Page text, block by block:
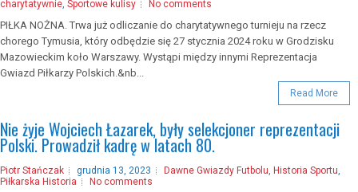
charytatywnie, Sportowe kulisy No comments
PIŁKA NOŻNA. Trwa już odliczanie do charytatywnego turnieju na rzecz
chorego Tymusia, który odbędzie się 27 stycznia 2024 roku w Grodzisku
Mazowieckim koło Warszawy. Wystąpi między innymi Reprezentacja
Gwiazd Piłkarzy Polskich.&nb...
Read More
Nie żyje Wojciech Łazarek, były selekcjoner reprezentacji
Polski. Prowadził kadrę w latach 80.
Piotr Stańczak grudnia 13, 2023 Dawne Gwiazdy Futbolu, Historia Sportu,
Piłkarska Historia
No comments